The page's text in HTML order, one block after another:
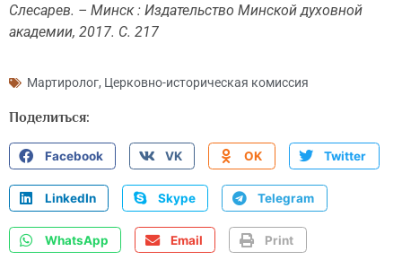
Слесарев. – Минск : Издательство Минской духовной
академии, 2017. С. 217
Мартиролог, Церковно-историческая комиссия
Поделиться:
Facebook VK OK Twitter
LinkedIn Skype Telegram
WhatsApp Email Print